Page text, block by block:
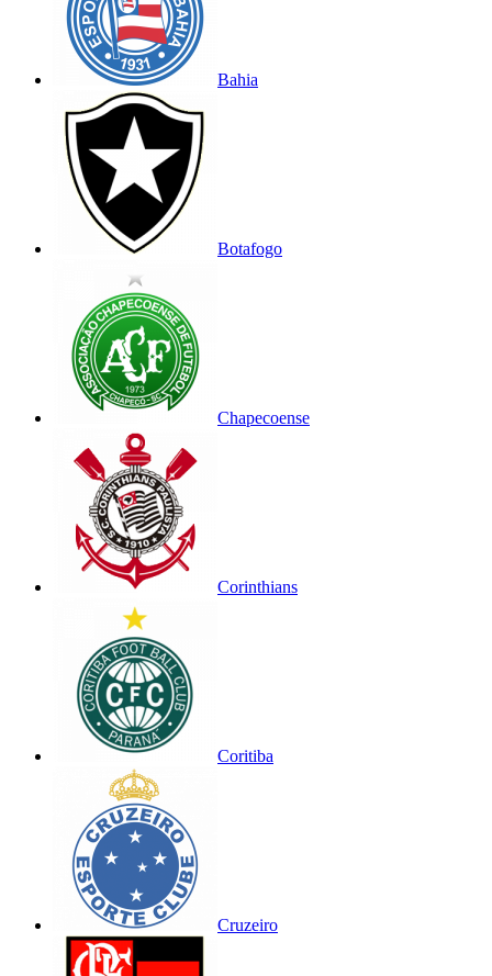
Bahia
Botafogo
Chapecoense
Corinthians
Coritiba
Cruzeiro